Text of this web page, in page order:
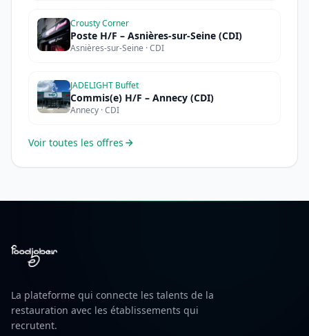
Crousty Corner
Poste H/F – Asnières-sur-Seine (CDI)
Asnières-sur-Seine · CDI
JADELIGHT Buffet
Commis(e) H/F – Annecy (CDI)
Annecy · CDI
Voir toutes les offres
La plateforme qui connecte les talents de la
restauration avec les établissements qui
recrutent.